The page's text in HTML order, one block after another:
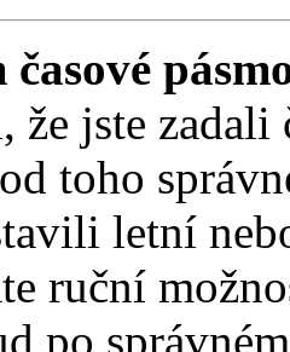
že jste zadali
toho
letní
ruční
po